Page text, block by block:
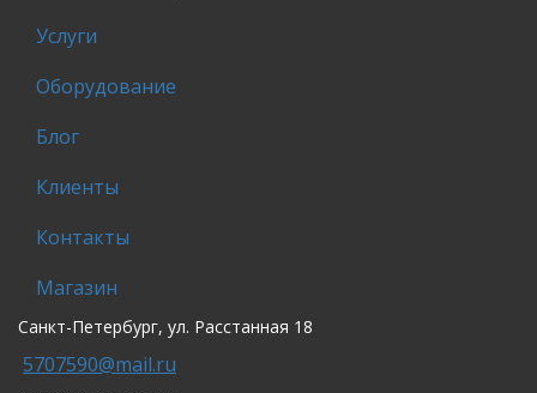
Услуги
Оборудование
Блог
Клиенты
Контакты
Магазин
Санкт-Петербург, ул. Расстанная 18
5707590@mail.ru